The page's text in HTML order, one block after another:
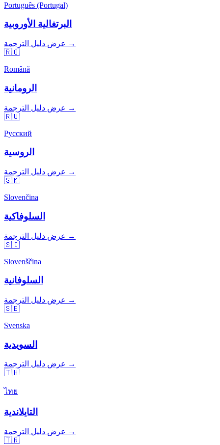
Português (Portugal)
البرتغالية الأوروبية
عرض دليل الترجمة →
🇷🇴
Română
الرومانية
عرض دليل الترجمة →
🇷🇺
Русский
الروسية
عرض دليل الترجمة →
🇸🇰
Slovenčina
السلوفاكية
عرض دليل الترجمة →
🇸🇮
Slovenščina
السلوفانية
عرض دليل الترجمة →
🇸🇪
Svenska
السويدية
عرض دليل الترجمة →
🇹🇭
ไทย
التايلاندية
عرض دليل الترجمة →
🇹🇷